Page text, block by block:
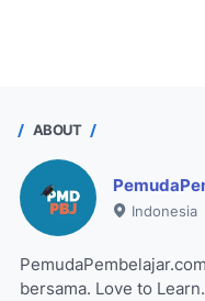
ABOUT
Indonesia
bersama. Love to Learn.